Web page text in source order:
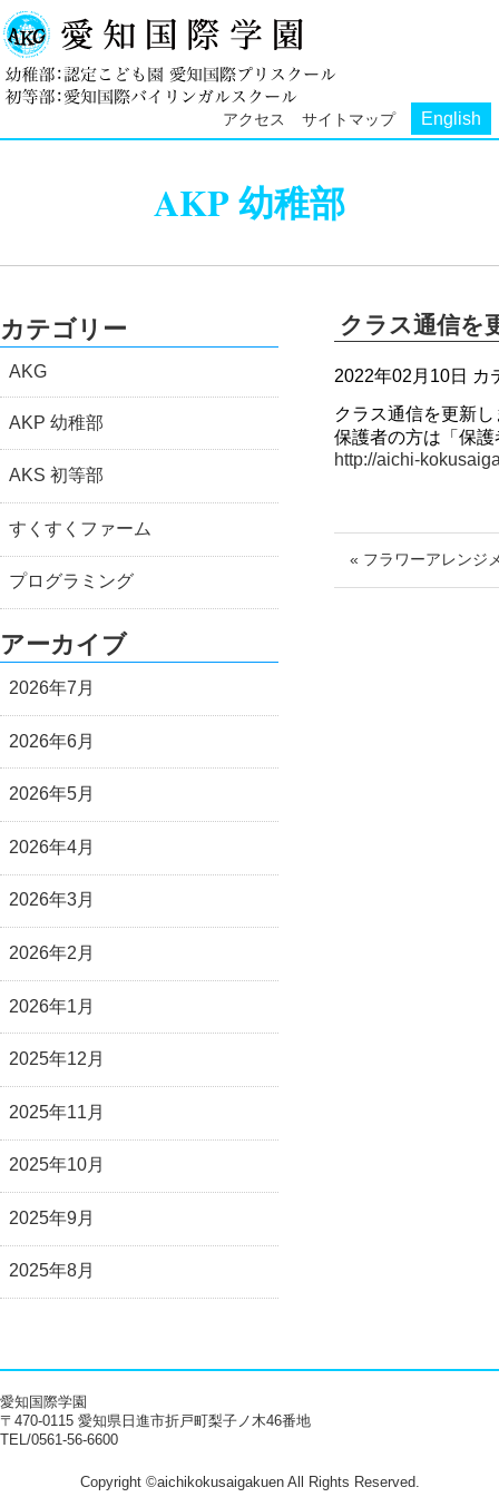
アクセス サイトマップ English
AKP 幼稚部
クラス通信を
2022年02月10日 カ
クラス通信を更新
保護者の方は「保
http://aichi-
« フラワーアレンジ
カテゴリー
AKG
AKP 幼稚部
AKS 初等部
すくすくファーム
プログラミング
アーカイブ
2026年7月
2026年6月
2026年5月
2026年4月
2026年3月
2026年2月
2026年1月
2025年12月
2025年11月
2025年10月
2025年9月
2025年8月
愛知国際学園
〒470-0115 愛知県日進市折戸町梨子ノ木46番地
TEL/0561-56-6600
Copyright ©aichikokusaigakuen All Rights Reserved.